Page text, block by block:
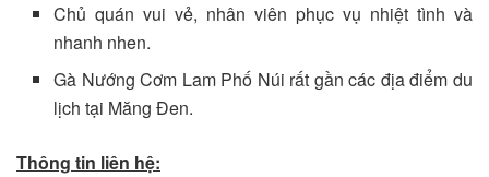
Chủ quán vui vẻ, nhân viên phục vụ nhiệt tình và
nhanh nhen.
Gà Nướng Cơm Lam Phố Núi rất gần các địa điểm du
lịch tại Măng Đen.
Thông tin liên hệ: